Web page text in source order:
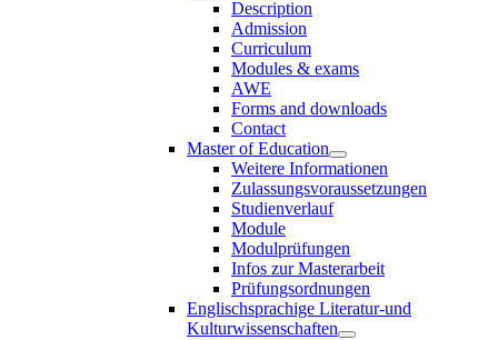
Description
Admission
Curriculum
Modules & exams
AWE
Forms and downloads
Contact
Master of Education
Weitere Informationen
Zulassungsvoraussetzungen
Studienverlauf
Module
Modulprüfungen
Infos zur Masterarbeit
Prüfungsordnungen
Englischsprachige Literatur-und
Kulturwissenschaften